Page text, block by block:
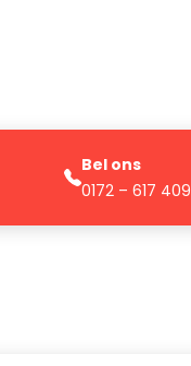
Bel ons
0172 – 617 409